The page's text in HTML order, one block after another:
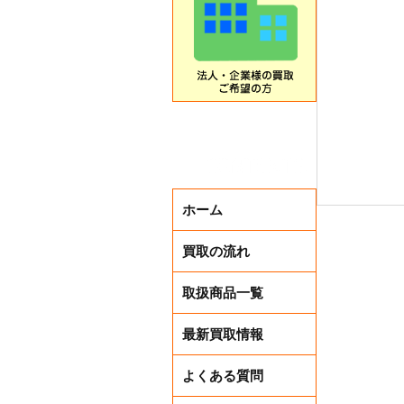
ホーム
買取の流れ
取扱商品一覧
最新買取情報
よくある質問